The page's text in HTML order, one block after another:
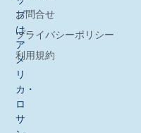
プ
は、
ア
メ
リ
カ・
ロ
サ
お問合せ
プライバシーポリシー
利用規約